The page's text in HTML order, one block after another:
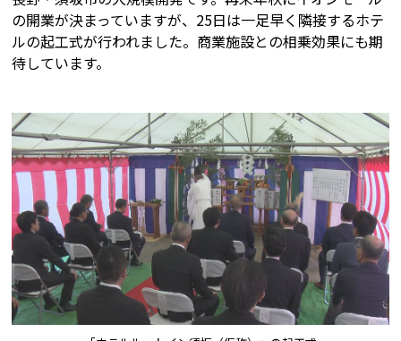
の開業が決まっていますが、25日は一足早く隣接するホテ
ルの起工式が行われました。商業施設との相乗効果にも期
待しています。